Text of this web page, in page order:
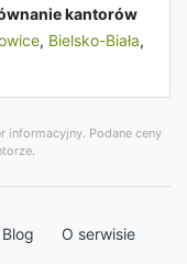
kantorów
, Bielsko-Biała,
informacyjny. Podane ceny
Blog O serwisie